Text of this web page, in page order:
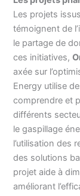
Les projets
témoignent de
le partage de
ces initiatives,
axée sur
Energy utilise
comprendre et
différents
le gaspillage
l’utilisation des
des solutions
projet aide à
améliorant